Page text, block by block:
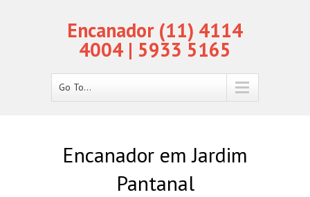
Encanador (11) 4114
4004 | 5933 5165
Go To...
Encanador em Jardim
Pantanal